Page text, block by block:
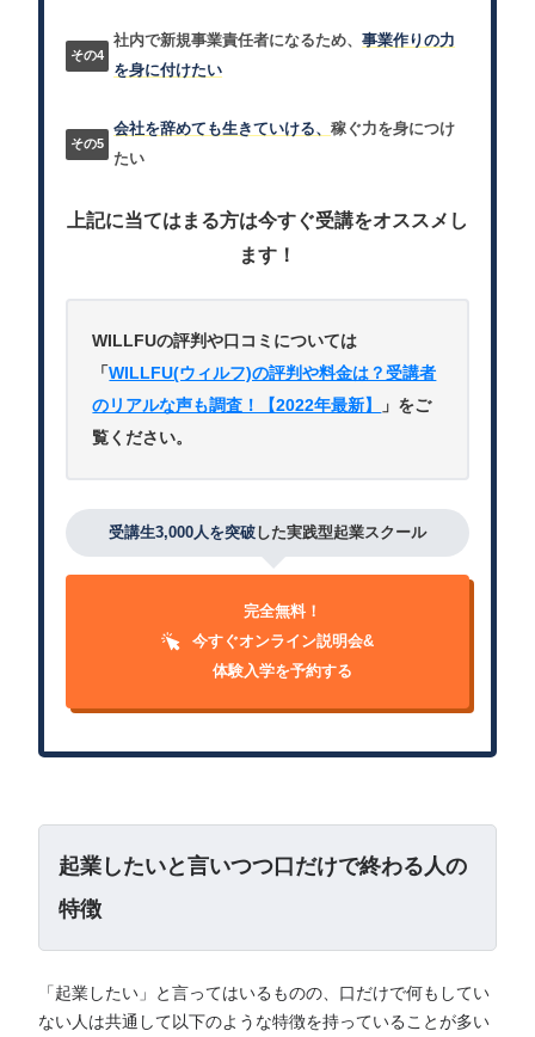
社内で新規事業責任者になるため、事業作りの力
を身に付けたい
会社を辞めても生きていける、稼ぐ力を身につけ
たい
上記に当てはまる方は今すぐ受講をオススメし
ます！
WILLFUの評判や口コミについては
「WILLFU(ウィルフ)の評判や料金は？受講者
のリアルな声も調査！【2022年最新】
」をご
覧ください。
受講生3,000人を突破 した実践型起業スクール
完全無料！
今すぐオンライン説明会&
体験入学を予約する
起業したいと言いつつ口だけで終わる人の
特徴
「起業したい」と言ってはいるものの、口だけで何もしてい
ない人は共通して以下のような特徴を持っていることが多い